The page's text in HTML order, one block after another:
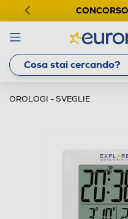
OROLOGI - SVEGLIE